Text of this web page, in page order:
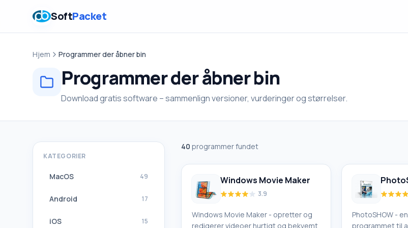
SoftPacket
Hjem Programmer der åbner bin
Programmer der åbner bin
Download gratis software – sammenlign versioner, vurderinger og størrelser.
KATEGORIER
MacOS 49
Android 17
iOS 15
40 programmer fundet
Windows Movie Maker
3.9
Windows Movie Maker - opretter og
redigerer videoer hurtigt og bekvemt
PhotoSHOW -
programmet til